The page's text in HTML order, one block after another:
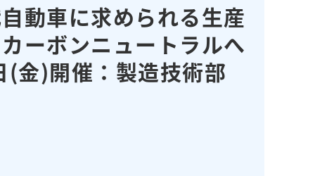
動車に求められる生産
ーボンニュートラルへ
金)開催：製造技術部